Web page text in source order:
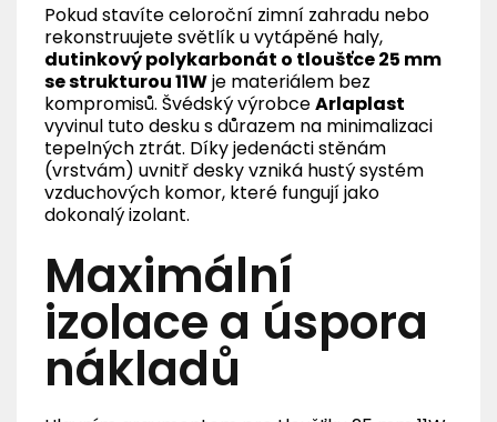
Pokud stavíte celoroční zimní zahradu nebo
rekonstruujete světlík u vytápěné haly,
dutinkový polykarbonát o tloušťce 25 mm
se strukturou 11Wje materiálem bez
kompromisů. Švédský výrobceArlaplast
vyvinul tuto desku s důrazem na minimalizaci
tepelných ztrát. Díky jedenácti stěnám
(vrstvám) uvnitř desky vzniká hustý systém
vzduchových komor, které fungují jako
dokonalý izolant.
Maximální
izolace a úspora
nákladů